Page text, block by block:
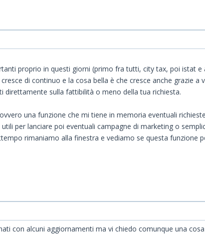
proprio in questi giorni (primo fra tutti, city tax, poi istat
di continuo e la cosa bella è che cresce anche grazie
sulla fattibilità o meno della tua richiesta.
una funzione che mi tiene in memoria eventuali
per lanciare poi eventuali campagne di marketing o
rimaniamo alla finestra e vediamo se questa funzione
con alcuni aggiornamenti ma vi chiedo comunque una